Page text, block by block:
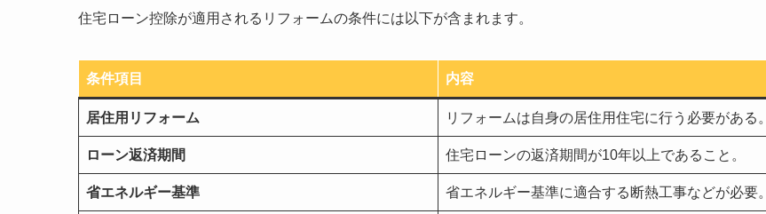
住宅ローン控除が適用されるリフォームの条件には以下が含まれます。
条件項目 内容
居住用リフォーム リフォームは自身の居住用住宅に行う必要がある。
ローン返済期間 住宅ローンの返済期間が10年以上であること。
省エネルギー基準 省エネルギー基準に適合する断熱工事などが必要。